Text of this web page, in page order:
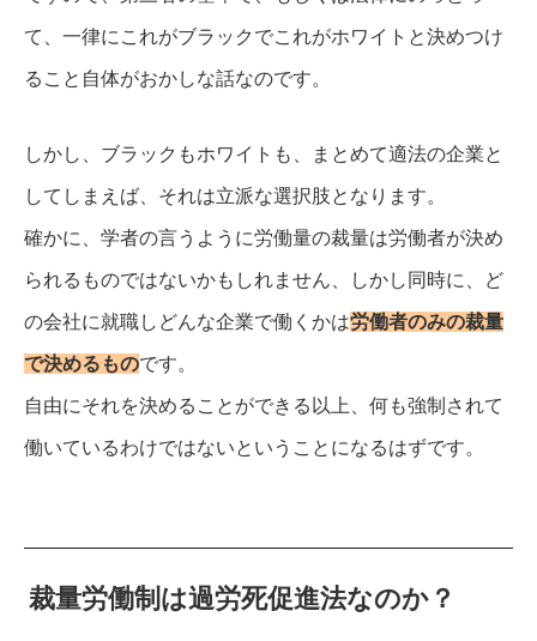
て、一律にこれがブラックでこれがホワイトと決めつけ
ること自体がおかしな話なのです。
しかし、ブラックもホワイトも、まとめて適法の企業と
してしまえば、それは立派な選択肢となります。
確かに、学者の言うように労働量の裁量は労働者が決め
られるものではないかもしれません、しかし同時に、ど
の会社に就職しどんな企業で働くかは労働者のみの裁量
で決めるものです。
自由にそれを決めることができる以上、何も強制されて
働いているわけではないということになるはずです。
裁量労働制は過労死促進法なのか？